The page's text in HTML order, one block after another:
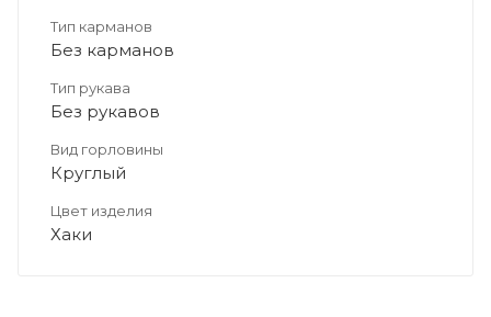
Тип карманов
Без карманов
Тип рукава
Без рукавов
Вид горловины
Круглый
Цвет изделия
Хаки